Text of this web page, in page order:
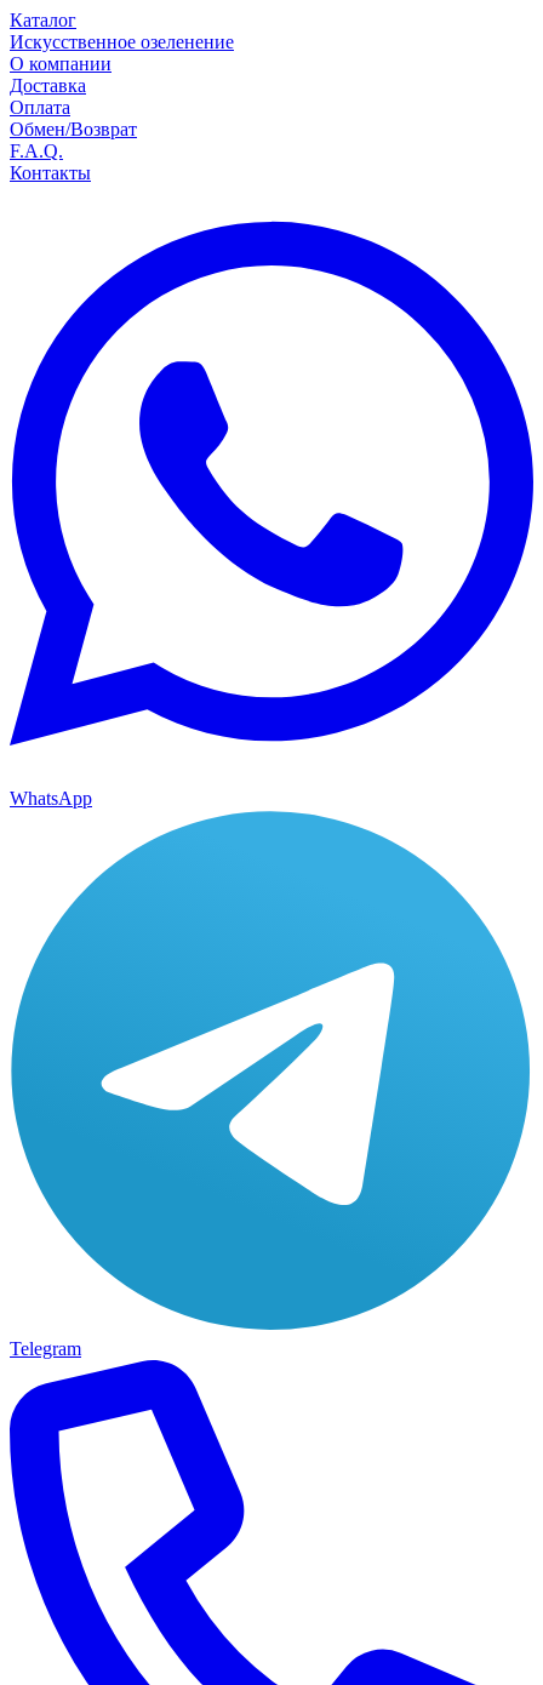
Каталог
Искусственное озеленение
О компании
Доставка
Оплата
Обмен/Возврат
F.A.Q.
Контакты
WhatsApp
Telegram